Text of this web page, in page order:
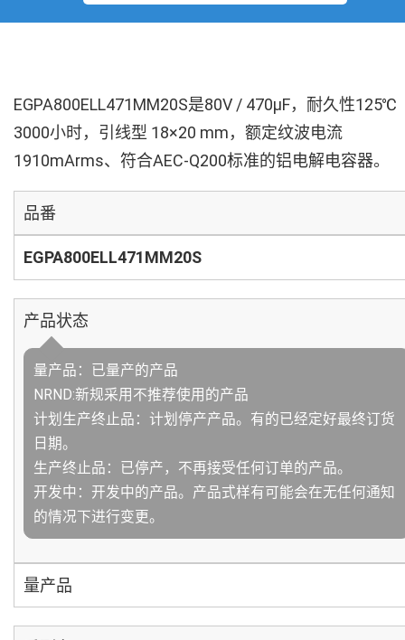
EGPA800ELL471MM20S是80V / 470µF，耐久性125℃
3000小时，引线型 18×20 mm，额定纹波电流
1910mArms、符合AEC-Q200标准的铝电解电容器。
品番
EGPA800ELL471MM20S
产品状态
量产品：已量产的产品
NRND:新规采用不推荐使用的产品
计划生产终止品：计划停产产品。有的已经定好最终订货
日期。
生产终止品：已停产，不再接受任何订单的产品。
开发中：开发中的产品。产品式样有可能会在无任何通知
的情况下进行变更。
量产品